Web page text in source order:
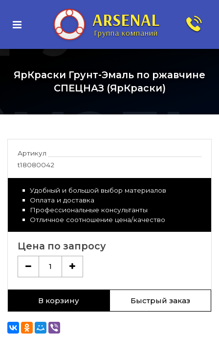
ARSENAL
Группа компаний
ЯрКраски Грунт-Эмаль по ржавчине
СПЕЦНАЗ (ЯрКраски)
Артикул
t18080042
Удобный и большой выбор материалов
Оплата и доставка
Профессиональные консультанты
Отличное соотношение цена/качество
Цена по запросу
1
В корзину Быстрый заказ